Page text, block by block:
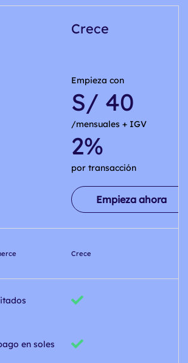
Crece
Empieza con
S/ 40
/mensuales + IGV
2%
por transacción
Empieza ahora
Crece
en soles